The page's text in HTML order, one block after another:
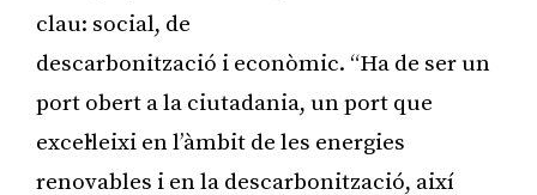
clau: social, de
descarbonització i econòmic. “Ha de ser un
port obert a la ciutadania, un port que
excel·leixi en l’àmbit de les energies
renovables i en la descarbonització, així